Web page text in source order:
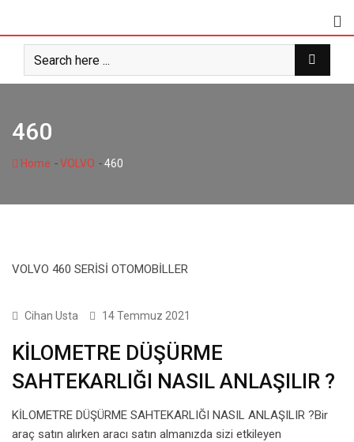
content
460
Home -VOLVO -460
VOLVO 460 SERİSİ OTOMOBİLLER
1 SERİSİ
Cihan Usta 14 Temmuz 2021
KİLOMETRE DÜŞÜRME
SAHTEKARLIĞI NASIL ANLAŞILIR ?
KİLOMETRE DÜŞÜRME SAHTEKARLIĞI NASIL ANLAŞILIR ?Bir
araç satın alırken aracı satın almanızda sizi etkileyen